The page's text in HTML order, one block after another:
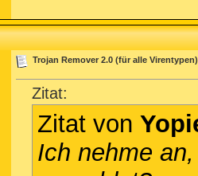
Trojan Remover 2.0 (für alle Virentypen)
Zitat:
Zitat von
Ich nehme